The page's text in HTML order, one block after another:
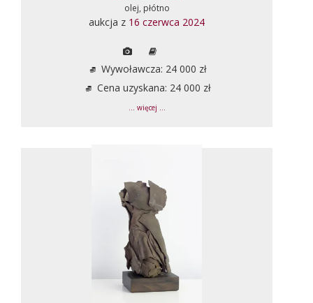
olej, płótno
aukcja z 16 czerwca 2024
Wywoławcza: 24 000 zł
Cena uzyskana: 24 000 zł
... więcej ...